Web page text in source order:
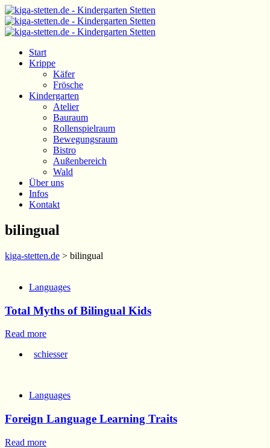
Start
Krippe
Käfer
Frösche
Kindergarten
Atelier
Bauraum
Rollenspielraum
Bewegungsraum
Bistro
Außenbereich
Wald
Über uns
Infos
Kontakt
bilingual
kiga-stetten.de > bilingual
Languages
Total Myths of Bilingual Kids
Read more
schiesser
Languages
Foreign Language Learning Traits
Read more